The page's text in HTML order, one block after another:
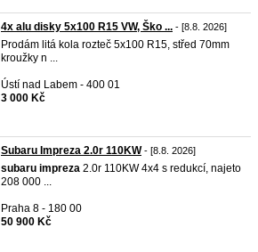
4x alu disky 5x100 R15 VW, Ško ... - [8.8. 2026]
Prodám litá kola rozteč 5x100 R15, střed 70mm
kroužky n ...
Ústí nad Labem - 400 01
3 000 Kč
Subaru Impreza 2.0r 110KW- [8.8. 2026]
subaru impreza 2.0r 110KW 4x4 s redukcí, najeto
208 000 ...
Praha 8 - 180 00
50 900 Kč